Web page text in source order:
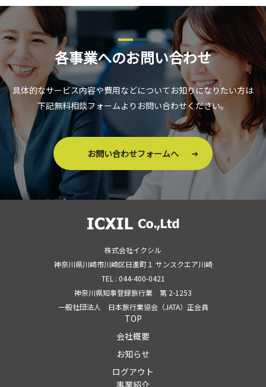
各事業へのお問い合わせ
具体的なサービス内容や費用などについてお知りになりたい方は
下記無料相談フォームよりお問い合わせください。
お問い合わせフォームへ
株式会社イクシル
神奈川県川崎市川崎区日進町１ サンスクエア川崎
TEL : 044-400-0421
神奈川県知事登録旅行業 第 2-1253
一般社団法人 日本旅行業協会（JATA）正会員
TOP
会社概要
お知らせ
ログアウト